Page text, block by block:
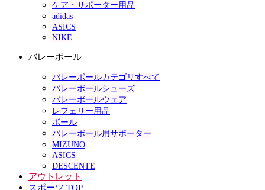
ケア・サポーター用品
adidas
ASICS
NIKE
バレーボール
バレーボールカテゴリすべて
バレーボールシューズ
バレーボールウェア
レフェリー用品
ボール
バレーボール用サポーター
MIZUNO
ASICS
DESCENTE
アウトレット
スポーツ TOP